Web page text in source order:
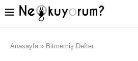
Anasayfa » Bitmemiş Defter